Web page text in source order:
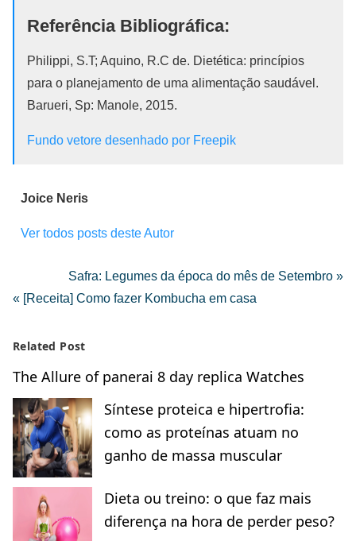
Referência Bibliográfica:
Philippi, S.T; Aquino, R.C de. Dietética: princípios
para o planejamento de uma alimentação saudável.
Barueri, Sp: Manole, 2015.
Fundo vetore desenhado por Freepik
Joice Neris
Ver todos posts deste Autor
Safra: Legumes da época do mês de Setembro »
« [Receita] Como fazer Kombucha em casa
Related Post
The Allure of panerai 8 day replica Watches
Síntese proteica e hipertrofia:
como as proteínas atuam no
ganho de massa muscular
Dieta ou treino: o que faz mais
diferença na hora de perder peso?